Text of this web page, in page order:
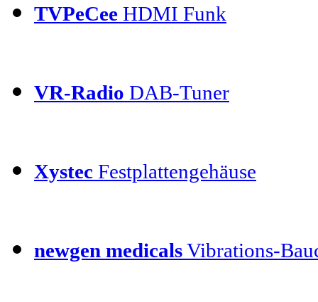
TVPeCee HDMI Funk
VR-Radio DAB-Tuner
Xystec Festplattengehäuse
newgen medicalsVibrations-